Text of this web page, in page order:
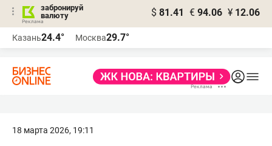
забронируй
валюту
$ 81.41 € 94.06 ¥ 12.06
Казань24.4° Москва29.7°
18 марта 2026, 19:11